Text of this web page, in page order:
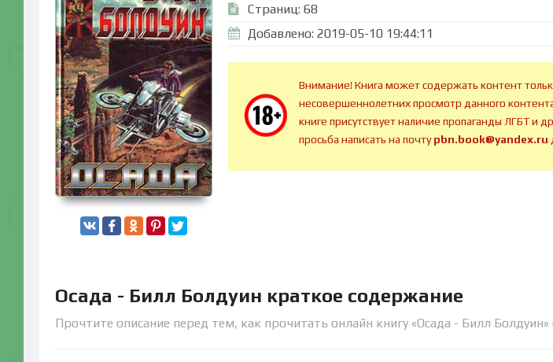
Страниц: 68
Добавлено: 2019-05-10 19:44:11
Внимание! Книга может содержать контент
несовершеннолетних просмотр данного
книге присутствует наличие пропаганды ЛГБТ и
просьба написать на почтуpbn.book@yandex.ru
Осада - Билл Болдуин краткое содержание
Прочтите описание перед тем, как прочитать онлайн книгу «Осада - Билл